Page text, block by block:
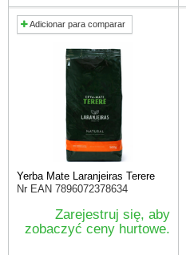
Adicionar para comparar
Yerba Mate Laranjeiras Terere
Nr EAN 7896072378634
Zarejestruj się, aby
zobaczyć ceny hurtowe.